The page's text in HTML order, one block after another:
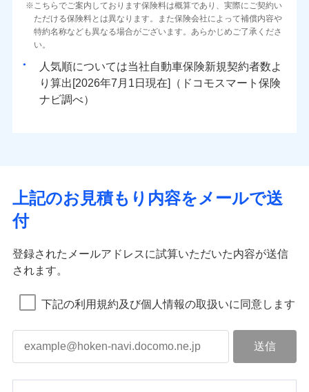
こちらでご案内しております保険料は概算であり、実際にご契約い
ただける保険料とは異なります。また保険会社によって補償内容や
特約名称なども異なる場合がございます。あらかじめご了承くださ
い。
人気順については当社
新規契約者数よ
り算出[
年 月
日現在]（ドコモスマート保険
ナビ調べ）
上記のお見積もり内容をメールで送
付
登録されたメールアドレスに試算いただいた内容が送信
されます。
下記の利用規約及び個人情報の取扱いに同意します